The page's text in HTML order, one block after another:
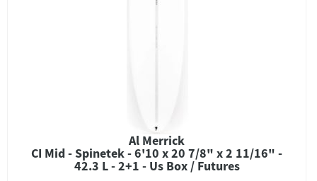
Al Merrick
CI Mid - Spinetek - 6'10 x 20 7/8" x 2 11/16" -
42.3 L - 2+1 - Us Box / Futures